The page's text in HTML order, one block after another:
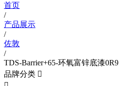
首页
/
产品展示
/
佐敦
/
TDS-Barrier+65-环氧富锌底漆0R9
品牌分类 